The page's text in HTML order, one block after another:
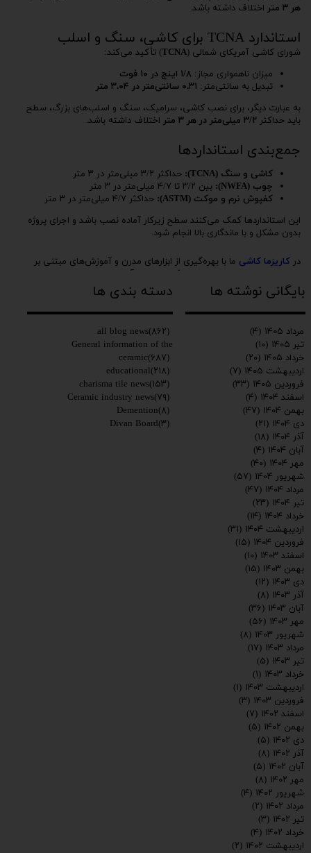
هر ۳ متر
اختلاف داشته باشد.
استاندارد TCNA برای کاشی، سنگ و اسلب
شورای کاشی آمریکای شمالی (TCNA) تأکید می‌کند:
میزان ناهمواری مجاز: ۱/۸ اینچ در ۱۰ فوت
تبدیل به سانتی‌متر: ۰.۳۱ سانتی‌متر در ۳.۰۴ متر
به عبارت دیگر، برای نصب کاشی، سرامیک، سنگ و اسلب‌های بزرگ، سطح
باید حداکثر ۳/۲ میلی‌متر در هر ۳ متر اختلاف داشته باشد.
جمع‌بندی استانداردها
کاشی و سنگ (TCNA):
حداکثر ۳/۲ میلی‌متر در ۳ متر
چوب (NWFA):
بین ۳/۲ تا ۴/۷ میلی‌متر در ۳ متر
کفپوش نرم و موکت (ASTM):
حداکثر ۴/۷ میلی‌متر در ۳ متر
این استانداردها کمک می‌کنند سطح زیرکار آماده نصب باشد و اجرای پروژه
بدون مشکل و با ماندگاری بالا انجام شود.
در کاریزما کاشی ما با بهره‌گیری از ابزارهای مدرن و آموزش‌های مبتنی بر
استانداردهای جهانی، بهترین راهکارها را برای آماده‌سازی سطح و نصب
انواع کاشی، سرامیک، اسلب و کفپوش ارائه می‌دهیم.
برای مشاوره تخصصی با کارشناسان ما تماس بگیرید:۰۲۱۹۱۰۹۳۶۱۴
ارسال
بایگانی نوشته ها دسته بندی ها
all blog news(۸۶۲)
General information of the
ceramic(۶۸۷)
educational(۲۱۸)
charisma tile news(۱۵۳)
Ceramic industry news(۷۹)
Demention(۸)
Divan Board(۳)
مرداد ۱۴۰۵
(۴)
تیر ۱۴۰۵
(۱۰)
خرداد ۱۴۰۵
(۲۰)
اردیبهشت ۱۴۰۵
(۷)
فروردین ۱۴۰۵
(۳۳)
اسفند ۱۴۰۴
(۴)
بهمن ۱۴۰۴
(۴۷)
دی ۱۴۰۴
(۲۱)
آذر ۱۴۰۴
(۱۸)
آبان ۱۴۰۴
(۴)
مهر ۱۴۰۴
(۴۰)
شهریور ۱۴۰۴
(۵۷)
مرداد ۱۴۰۴
(۴۷)
تیر ۱۴۰۴
(۲۳)
خرداد ۱۴۰۴
(۱۴)
اردیبهشت ۱۴۰۴
(۳۱)
فروردین ۱۴۰۴
(۱۵)
اسفند ۱۴۰۳
(۱۰)
بهمن ۱۴۰۳
(۱۵)
دی ۱۴۰۳
(۱۲)
آذر ۱۴۰۳
(۸)
آبان ۱۴۰۳
(۳۶)
مهر ۱۴۰۳
(۵۶)
شهریور ۱۴۰۳
(۸)
مرداد ۱۴۰۳
(۱۷)
تیر ۱۴۰۳
(۵)
خرداد ۱۴۰۳
(۱)
اردیبهشت ۱۴۰۳
(۱)
فروردین ۱۴۰۳
(۳)
اسفند ۱۴۰۲
(۷)
بهمن ۱۴۰۲
(۵)
دی ۱۴۰۲
(۵)
آذر ۱۴۰۲
(۸)
آبان ۱۴۰۲
(۵)
مهر ۱۴۰۲
(۸)
شهریور ۱۴۰۲
(۴)
مرداد ۱۴۰۲
(۲)
تیر ۱۴۰۲
(۳)
خرداد ۱۴۰۲
(۴)
اردیبهشت ۱۴۰۲
(۲)